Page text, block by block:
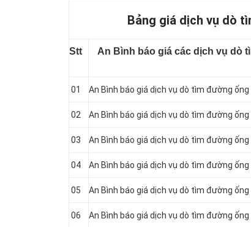
Bảng giá dịch vụ dò
Stt An Bình báo giá các dịch vụ dò
01 An Bình báo giá dịch vụ dò tìm đường
02 An Bình báo giá dịch vụ dò tìm đường
03 An Bình báo giá dịch vụ dò tìm đường
04 An Bình báo giá dịch vụ dò tìm đường
05 An Bình báo giá dịch vụ dò tìm đường
06 An Bình báo giá dịch vụ dò tìm đường